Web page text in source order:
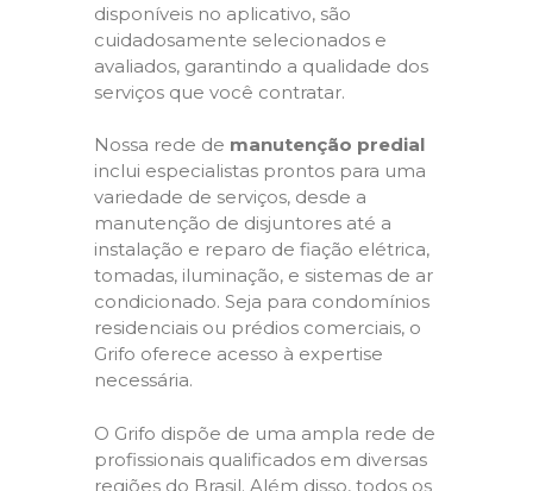
disponíveis no aplicativo, são
cuidadosamente selecionados e
avaliados, garantindo a qualidade dos
serviços que você contratar.
Nossa rede de manutenção predial
inclui especialistas prontos para uma
variedade de serviços, desde a
manutenção de disjuntores até a
instalação e reparo de fiação elétrica,
tomadas, iluminação, e sistemas de ar
condicionado. Seja para condomínios
residenciais ou prédios comerciais, o
Grifo oferece acesso à expertise
necessária.
O Grifo dispõe de uma ampla rede de
profissionais qualificados em diversas
regiões do Brasil. Além disso, todos os